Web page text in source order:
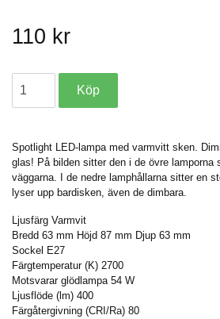
110 kr
Spotlight LED-lampa med varmvitt sken.
glas! På bilden sitter den i de övre lamporna
väggarna. I de nedre lamphållarna sitter en
lyser upp bardisken, även de dimbara.
Ljusfärg Varmvit
Bredd 63 mm Höjd 87 mm Djup 63 mm
Sockel E27
Färgtemperatur (K) 2700
Motsvarar glödlampa 54 W
Ljusflöde (lm) 400
Färgåtergivning (CRI/Ra) 80